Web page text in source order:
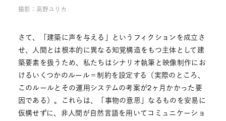
撮影：高野ユリカ
さて、「建築に声を与える」というフィクションを成立さ
せ、人間とは根本的に異なる知覚構造をもつ主体として建
築要素を扱うため、私たちはシナリオ執筆と映像制作にお
けるいくつかのルール＝制約を設定する（実際のところ、
このルールとその運用システムの考案が2ヶ月かかった要
因である）。これらは、「事物の意思」なるものを安易に
仮構せずに、非人間が自然言語を用いてコミュニケーショ